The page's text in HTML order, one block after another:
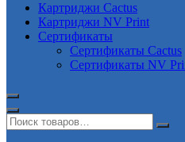
Картриджи Cactus
Картриджи NV Print
Сертификаты
Сертификаты Cactus
Сертификаты NV